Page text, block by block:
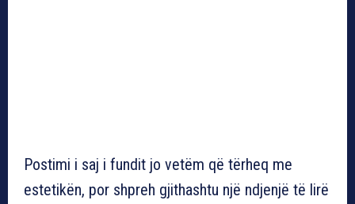
Postimi i saj i fundit jo vetëm që tërheq me
estetikën, por shpreh gjithashtu një ndjenjë të lirë